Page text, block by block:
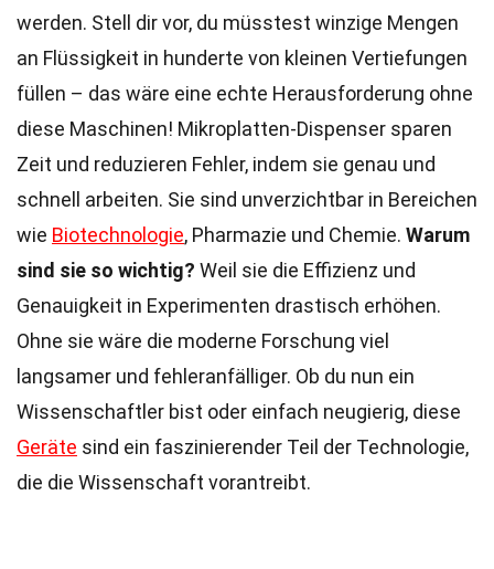
werden. Stell dir vor, du müsstest winzige Mengen
an Flüssigkeit in hunderte von kleinen Vertiefungen
füllen – das wäre eine echte Herausforderung ohne
diese Maschinen! Mikroplatten-Dispenser sparen
Zeit und reduzieren Fehler, indem sie genau und
schnell arbeiten. Sie sind unverzichtbar in Bereichen
wie Biotechnologie, Pharmazie und Chemie. Warum
sind sie so wichtig? Weil sie die Effizienz und
Genauigkeit in Experimenten drastisch erhöhen.
Ohne sie wäre die moderne Forschung viel
langsamer und fehleranfälliger. Ob du nun ein
Wissenschaftler bist oder einfach neugierig, diese
Geräte sind ein faszinierender Teil der Technologie,
die die Wissenschaft vorantreibt.